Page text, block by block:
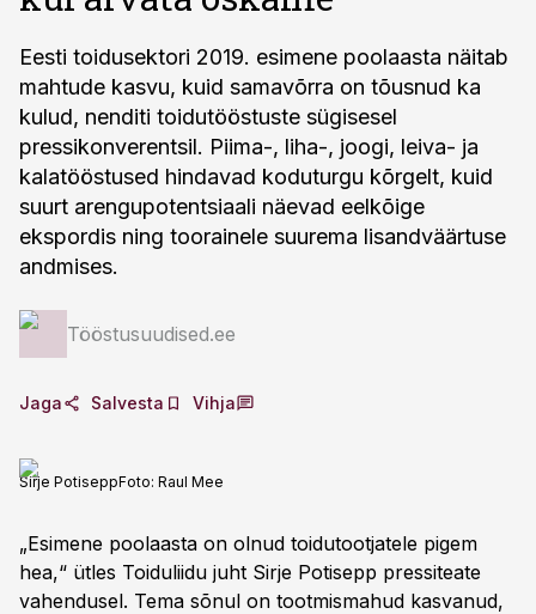
Eesti toidusektori 2019. esimene poolaasta näitab
mahtude kasvu, kuid samavõrra on tõusnud ka
kulud, nenditi toidutööstuste sügisesel
pressikonverentsil. Piima-, liha-, joogi, leiva- ja
kalatööstused hindavad koduturgu kõrgelt, kuid
suurt arengupotentsiaali näevad eelkõige
ekspordis ning toorainele suurema lisandväärtuse
andmises.
Tööstusuudised.ee
Jaga Salvesta Vihja
Sirje PotiseppFoto: Raul Mee
„Esimene poolaasta on olnud toidutootjatele pigem
hea,“ ütles Toiduliidu juht Sirje Potisepp pressiteate
vahendusel. Tema sõnul on tootmismahud kasvanud,